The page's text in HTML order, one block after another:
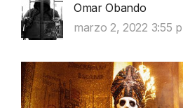
Omar Obando
marzo 2, 2022 3:55